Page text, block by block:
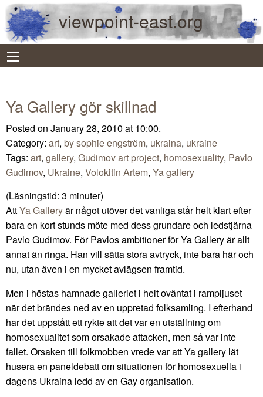
viewpoint-east.org
Ya Gallery gör skillnad
Posted on January 28, 2010 at 10:00.
Category: art, by sophie engström, ukraina, ukraine
Tags: art, gallery, Gudimov art project, homosexuality, Pavlo
Gudimov, Ukraine, Volokitin Artem, Ya gallery
(Läsningstid: 3 minuter)
AttYa Galleryär något utöver det vanliga står helt klart efter
bara en kort stunds möte med dess grundare och ledstjärna
Pavlo Gudimov. För Pavlos ambitioner för Ya Gallery är allt
annat än ringa. Han vill sätta stora avtryck, inte bara här och
nu, utan även i en mycket avlägsen framtid.
Men i höstas hamnade galleriet i helt oväntat i rampljuset
när det brändes ned av en uppretad folksamling. I efterhand
har det uppstått ett rykte att det var en utställning om
homosexualitet som orsakade attacken, men så var inte
fallet. Orsaken till folkmobben vrede var att Ya gallery lät
husera en paneldebatt om situationen för homosexuella i
dagens Ukraina ledd av en Gay organisation.